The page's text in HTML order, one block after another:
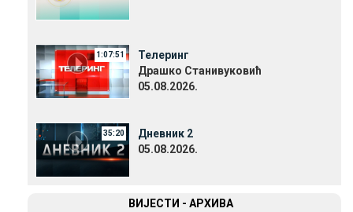
1:07:51
Телеринг
Драшко Станивуковић
05.08.2026.
35:20
Дневник 2
05.08.2026.
ВИЈЕСТИ - АРХИВА